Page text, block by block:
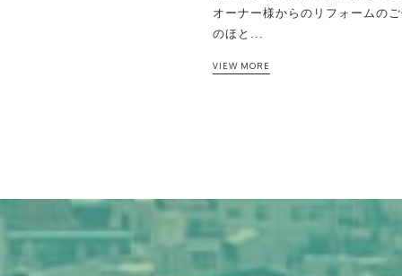
オーナー様からのリフォームの
のほと...
VIEW MORE
水回り
水回り内装
外装
防水
その他